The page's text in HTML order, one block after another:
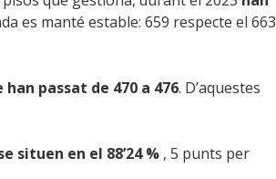
es manté estable: 659 respecte el 663
passat de 470 a 476. D’aquestes
situen en el 88’24 % , 5 punts per